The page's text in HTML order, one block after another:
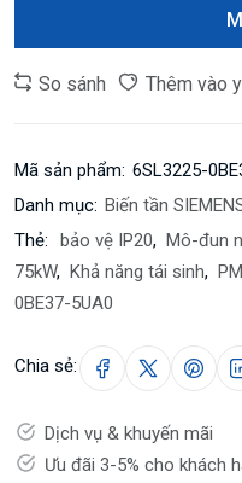
So sánh Thêm vào
Mã sản phẩm: 6SL3225-
Danh mục: Biến tần
Thẻ:
bảo vệ IP20, Mô-đun
75kW, Khả năng tái sinh,
0BE37-5UA0
Chia sẻ:
Dịch vụ & khuyến mãi
Ưu đãi 3-5% cho khách